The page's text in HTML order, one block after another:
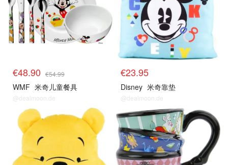
€48.90 €54.99
WMF 米奇儿童餐具
@dealmoon.de
€23.95
Disney 米奇靠垫
@dealmoon.de